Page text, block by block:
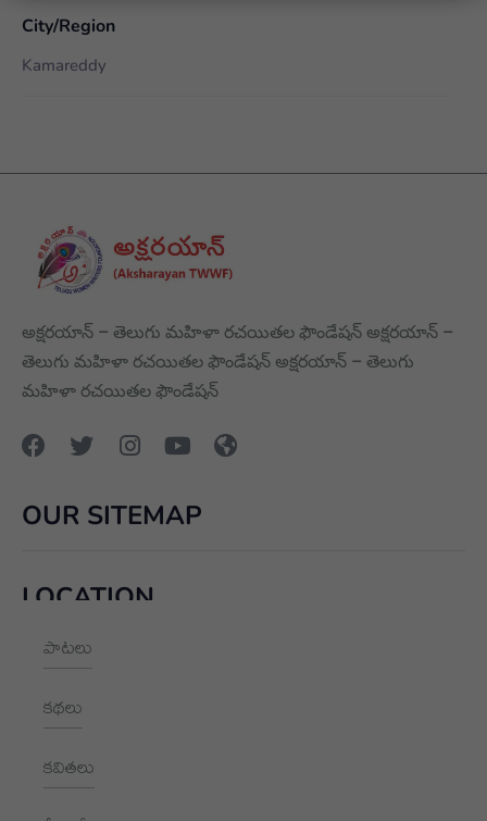
City/Region
Kamareddy
అక్షరయాన్ – తెలుగు మహిళా రచయితల ఫౌండేషన్ అక్షరయాన్ –
తెలుగు మహిళా రచయితల ఫౌండేషన్ అక్షరయాన్ – తెలుగు
మహిళా రచయితల ఫౌండేషన్
OUR SITEMAP
పాటలు
కథలు
కవితలు
LOCATION
+91 9989928562
hello@aksharayan.com
1002, Royal Pavilion, A Block,